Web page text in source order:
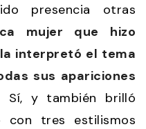
presencia otras
mujer que hizo
interpretó el tema
sus apariciones
Sí, y también brilló
con tres estilismos